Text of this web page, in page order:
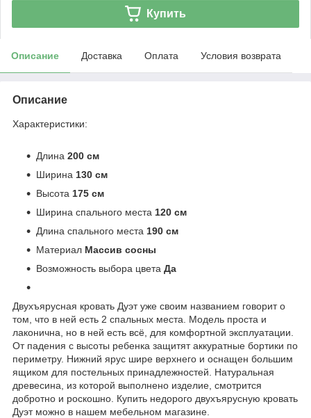
Купить
Описание Доставка Оплата Условия возврата
Описание
Характеристики:
Длина 200 см
Ширина 130 см
Высота 175 см
Ширина спального места 120 см
Длина спального места 190 см
Материал Массив сосны
Возможность выбора цвета Да
Двухъярусная кровать Дуэт уже своим названием говорит о
том, что в ней есть 2 спальных места. Модель проста и
лаконична, но в ней есть всё, для комфортной эксплуатации.
От падения с высоты ребенка защитят аккуратные бортики по
периметру. Нижний ярус шире верхнего и оснащен большим
ящиком для постельных принадлежностей. Натуральная
древесина, из которой выполнено изделие, смотрится
добротно и роскошно. Купить недорого двухъярусную кровать
Дуэт можно в нашем мебельном магазине.